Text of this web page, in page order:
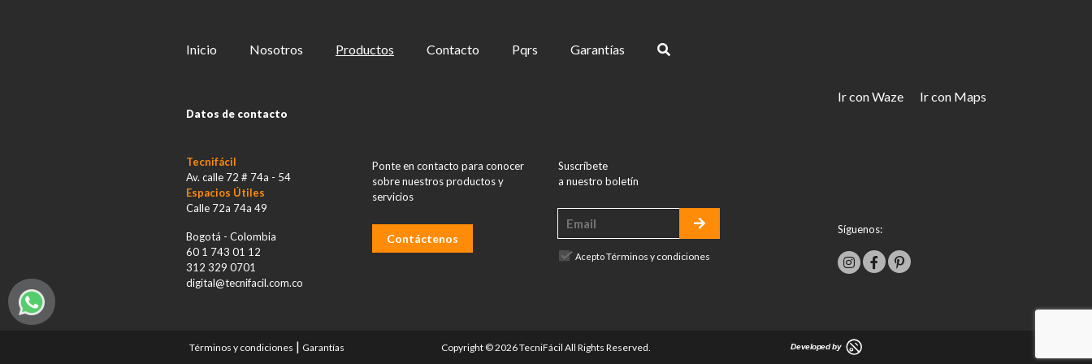
página
Inicio Nosotros Productos Contacto Pqrs Garantías
Datos de contacto
Tecnifácil
Av. calle 72 # 74a - 54
Espacios Útiles
Calle 72a 74a 49
Bogotá - Colombia
60 1 743 01 12
312 329 0701
digital@tecnifacil.com.co
Ponte en contacto para conocer
sobre nuestros productos y
servicios
Contáctenos
Suscríbete
a nuestro boletín
AceptoTérminos y condiciones
Ir con Waze Ir con Maps
Síguenos:
Términos y condiciones | Garantías Copyright © 2026 TecniFácil All Rights Reserved.